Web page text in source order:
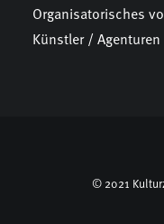
Organisatorisches
Künstler / Agenturen
© 2021